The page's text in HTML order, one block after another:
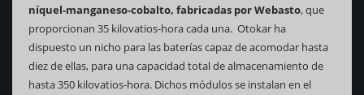
níquel-manganeso-cobalto, fabricadas por Webasto, que
proporcionan 35 kilovatios-hora cada una. Otokar ha
dispuesto un nicho para las baterías capaz de acomodar hasta
diez de ellas, para una capacidad total de almacenamiento de
hasta 350 kilovatios-hora. Dichos módulos se instalan en el